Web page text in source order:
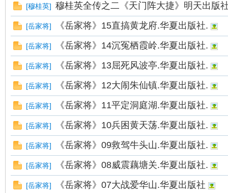
[穆桂英] 穆桂英全传之二《天门阵大捷》明天出版
[岳家将] 《岳家将》15直搞黄龙府.华夏出版社.
[岳家将] 《岳家将》14沉冤栖霞岭.华夏出版社.
[岳家将] 《岳家将》13屈死风波亭.华夏出版社.
[岳家将] 《岳家将》12大闹朱仙镇.华夏出版社.
[岳家将] 《岳家将》11平定洞庭湖.华夏出版社.
[岳家将] 《岳家将》10兵困黄天荡.华夏出版社.
[岳家将] 《岳家将》09救驾牛头山.华夏出版社.
[岳家将] 《岳家将》08威震藕塘关.华夏出版社.
[岳家将] 《岳家将》07大战爱华山.华夏出版社